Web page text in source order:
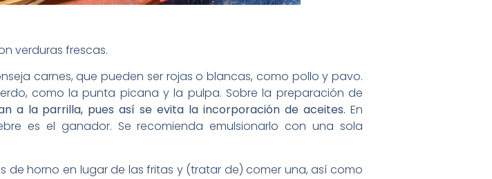
verduras frescas.
carnes, que pueden ser rojas o blancas, como pollo y pavo.
como la punta picana y la pulpa. Sobre la preparación de
a la parrilla, pues así se evita la incorporación de aceites. En
es el ganador. Se recomienda emulsionarlo con una sola
de horno en lugar de las fritas y (tratar de) comer una, así como